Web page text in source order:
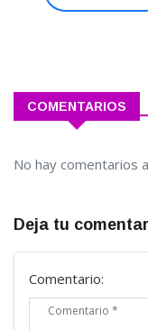
COMENTARIOS
No hay comentarios
Deja tu
Comentario: